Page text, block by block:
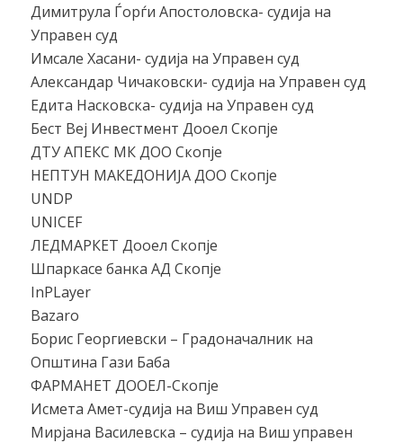
Димитрула Ѓорѓи Апостоловска- судија на
Управен суд
Имсале Хасани- судија на Управен суд
Александар Чичаковски- судија на Управен суд
Едита Насковска- судија на Управен суд
Бест Веј Инвестмент Дооел Скопје
ДТУ АПЕКС МК ДОО Скопје
НЕПТУН МАКЕДОНИЈА ДОО Скопје
UNDP
UNICEF
ЛЕДМАРКЕТ Дооел Скопје
Шпаркасе банка АД Скопје
InPLayer
Bazaro
Борис Георгиевски – Градоначалник на
Општина Гази Баба
ФАРМАНЕТ ДООЕЛ-Скопје
Исмета Амет-судија на Виш Управен суд
Мирјана Василевска – судија на Виш управен